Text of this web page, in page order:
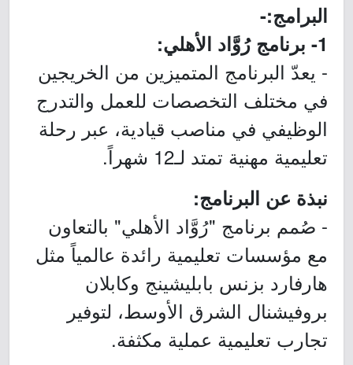
البرامج:-
1- برنامج رُوَّاد الأهلي:
- يعدّ البرنامج المتميزين من الخريجين
في مختلف التخصصات للعمل والتدرج
الوظيفي في مناصب قيادية، عبر رحلة
تعليمية مهنية تمتد لـ12 شهراً.
نبذة عن البرنامج:
- صُمم برنامج "رُوَّاد الأهلي" بالتعاون
مع مؤسسات تعليمية رائدة عالمياً مثل
هارفارد بزنس بابليشينج وكابلان
بروفيشنال الشرق الأوسط، لتوفير
تجارب تعليمية عملية مكثفة.